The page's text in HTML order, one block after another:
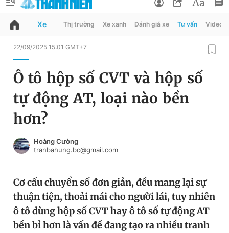
QUẢNG CÁO
Chuyên mục
Chuyên mục khác
Chào ngày mới
Video Magazine
Đổi mật khẩu
Tin đã lưu
Xe Thị trường Xe xanh Đánh giá xe Tư vấn Video
22/09/2025 15:01 GMT+7
Ô tô hộp số CVT và hộp số
tự động AT, loại nào bền
hơn?
Hoàng Cường
tranbahung.bc@gmail.com
Cơ cấu chuyển số đơn giản, đều mang lại sự
thuận tiện, thoải mái cho người lái, tuy nhiên
ô tô dùng hộp số CVT hay ô tô số tự động AT
bền bỉ hơn là vấn đề đang tạo ra nhiều tranh